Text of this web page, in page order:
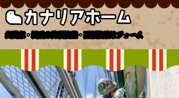
北関東・埼玉の外壁塗装・屋根塗装リフォーム